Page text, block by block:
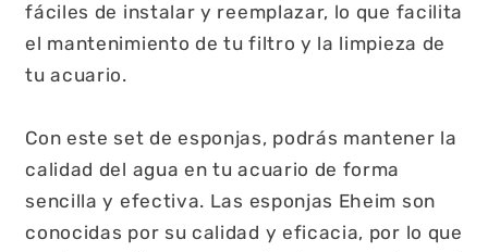
fáciles de instalar y reemplazar, lo que facilita
el mantenimiento de tu filtro y la limpieza de
tu acuario.
Con este set de esponjas, podrás mantener la
calidad del agua en tu acuario de forma
sencilla y efectiva. Las esponjas Eheim son
conocidas por su calidad y eficacia, por lo que